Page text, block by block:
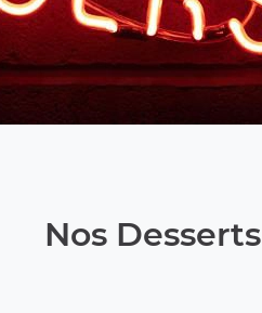
Nos Desserts